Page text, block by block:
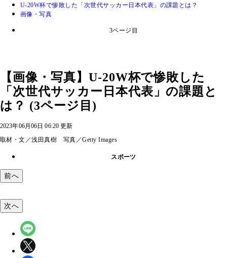
U-20W杯で惨敗した「次世代サッカー日本代表」の課題とは？
画像・写真
3ページ目
【画像・写真】U-20W杯で惨敗した
「次世代サッカー日本代表」の課題と
は？ (3ページ目)
2023年06月06日 06:20 更新
取材・文／浅田真樹 写真／Getty Images
スポーツ
前へ
次へ